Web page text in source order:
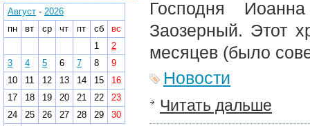
Господня
Заозерный. Этот
месяцев (было
Новости
Читать дальше
Август - 2026
пн
вт ср чт пт сб
вс
1
2
3
4 5 6 7 8
9
10
11 12 13 14 15
16
17
18 19 20 21 22
23
24
25 26 27 28 29
30